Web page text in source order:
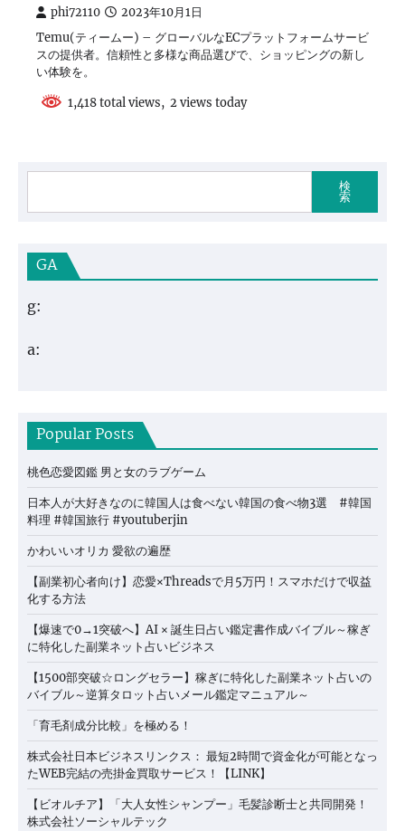
phi72110 2023年10月1日
Temu(ティームー) – グローバルなECプラットフォームサービ
スの提供者。信頼性と多様な商品選びで、ショッピングの新し
い体験を。
1,418 total views, 2 views today
検
索
GA
g:
a:
Popular Posts
桃色恋愛図鑑 男と女のラブゲーム
日本人が大好きなのに韓国人は食べない韓国の食べ物3選 #韓国
料理 #韓国旅行 #youtuberjin
かわいいオリカ 愛欲の遍歴
【副業初心者向け】恋愛×Threadsで月5万円！スマホだけで収益
化する方法
【爆速で0→1突破へ】AI × 誕生日占い鑑定書作成バイブル～稼ぎ
に特化した副業ネット占いビジネス
【1500部突破☆ロングセラー】稼ぎに特化した副業ネット占いの
バイブル～逆算タロット占いメール鑑定マニュアル～
「育毛剤成分比較」を極める！
株式会社日本ビジネスリンクス： 最短2時間で資金化が可能となっ
たWEB完結の売掛金買取サービス！【LINK】
【ビオルチア】「大人女性シャンプー」毛髪診断士と共同開発！
株式会社ソーシャルテック